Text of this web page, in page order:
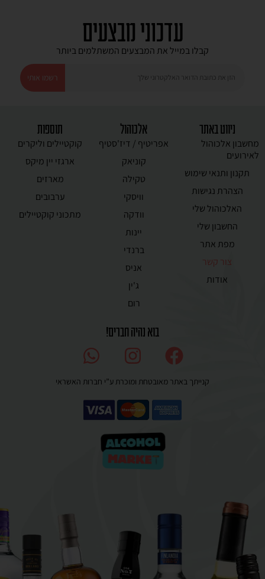
עדכוני מבצעים
קבלו במייל את המבצעים המשתלמים ביותר
רשמו אותי
אלכוהול
אפריטיף / דיז'סטיף
קוניאק
טקילה
וויסקי
וודקה
יינות
ברנדי
אניס
ג'ין
רום
תוספות
קוקטיילים וליקרים
ארגזי יין מיקס
מארזים
ערבובים
מתכוני קוקטיילים
ניווט באתר
מחשבון אלכוהול
לאירועים
תקנון ותנאי שימוש
הצהרת נגישות
האלכוהול שלי
החשבון שלי
מפת אתר
צור קשר
אודות
בוא נהיה חברים!
קנייתך באתר מאובטחת ומוכרת ע”י חברות האשראי